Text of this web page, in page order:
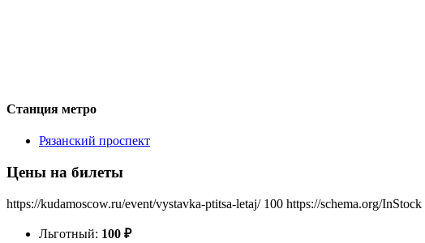
Станция метро
Рязанский проспект
Цены на билеты
https://kudamoscow.ru/event/vystavka-ptitsa-letaj/ 100 https://schema.org/InStock
Льготный: 100 ₽